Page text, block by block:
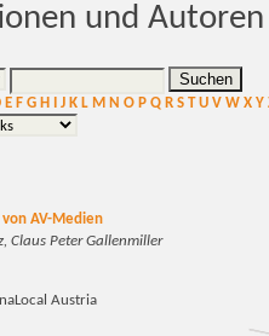
und Autoren
E F G H J K L M N O P Q R S T U V W X Y
AV-Medien
Claus Peter Gallenmiller
Austria